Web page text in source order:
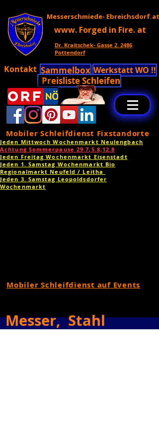
Messerschmiede- Ebreichsdorf.at
www. Forged in Fire. at
Dr. Kraitschek- Gasse 2. 2486
Pottendorf
Kontakt Sammelbox Werkstatt WO !!
Preisliste Schleifen
Mobiler Schleifdienst Fixstandorte
Jeden Mittwoch Wochenmarkt Neulengbach
Achtung Sommerpause 29.7,5.8,12.8
Jeden Freitag Wochenmarkt Eisenstadt
Jeden 1. Samstag Wochenmarkt Bio
Regionalmarkt Neufeld / Leitha
Jeden 3. Samstag Leopoldsdorfer
Wochenmarkt
Mobiler Schleifdienst auf Events
Messer, Stahl